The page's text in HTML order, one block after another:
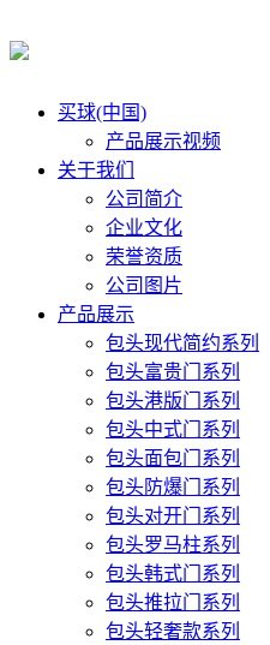
买球(中国)
产品展示视频
关于我们
公司简介
企业文化
荣誉资质
公司图片
产品展示
包头现代简约系列
包头富贵门系列
包头港版门系列
包头中式门系列
包头面包门系列
包头防爆门系列
包头对开门系列
包头罗马柱系列
包头韩式门系列
包头推拉门系列
包头轻奢款系列